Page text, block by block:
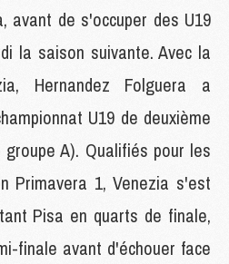
avant de s'occuper des U19
la saison suivante. Avec la
Hernandez Folguera a
U19 de deuxième
A). Qualifiés pour les
Primavera 1, Venezia s'est
Pisa en quarts de finale,
finale avant d'échouer face